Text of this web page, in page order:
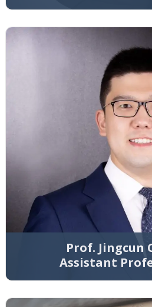
Prof. Jingcun
Assistant